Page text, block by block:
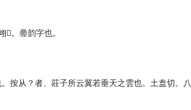
𦐇。㬪韵字也。
按从？者、莊子所云翼若垂天之雲也。土盍切。八